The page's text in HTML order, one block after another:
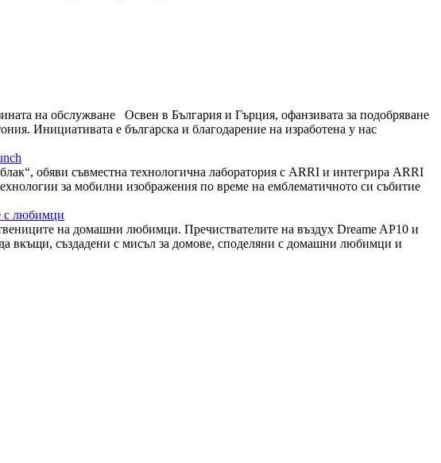
на обслужване Освен в България и Гърция, офанзивата за подобряване
Инициативата е българска и благодарение на изработена у нас
обяви съвместна технологична лаборатория с ARRI и интегрира ARRI
за мобилни изображения по време на емблематичното си събитие
с любимци
на домашни любимци. Пречиствателите на въздух Dreame AP10 и
вкъщи, създадени с мисъл за домове, споделяни с домашни любимци и